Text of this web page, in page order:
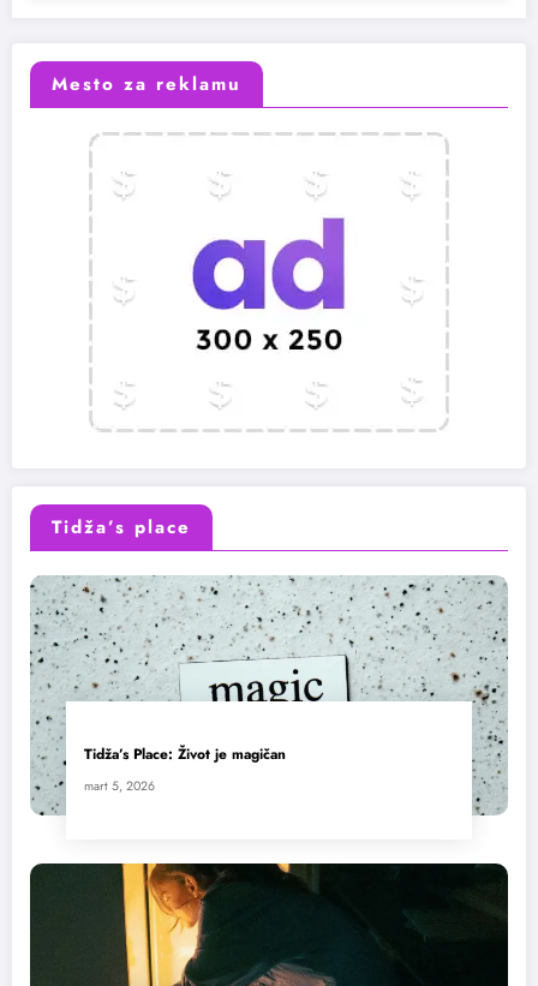
Mesto za reklamu
Tidža’s place
Tidža’s Place: Život je magičan
mart 5, 2026